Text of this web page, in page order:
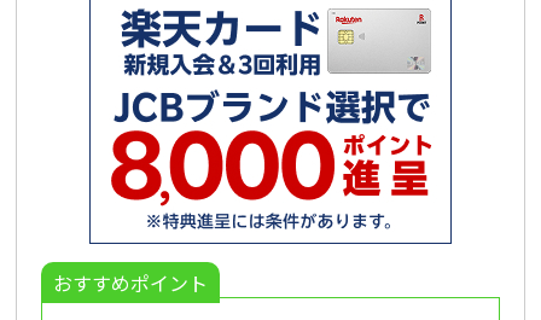
おすすめポイント